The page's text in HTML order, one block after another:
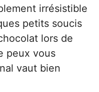
irrésistible
petits soucis
lors de
peux vous
vaut bien